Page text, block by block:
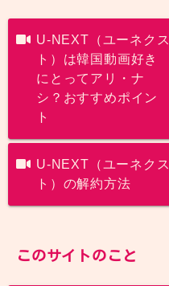
U-NEXT（ユーネクス
ト）は韓国動画好き
にとってアリ・ナ
シ？おすすめポイン
ト
U-NEXT（ユーネクス
ト）の解約方法
このサイトのこと